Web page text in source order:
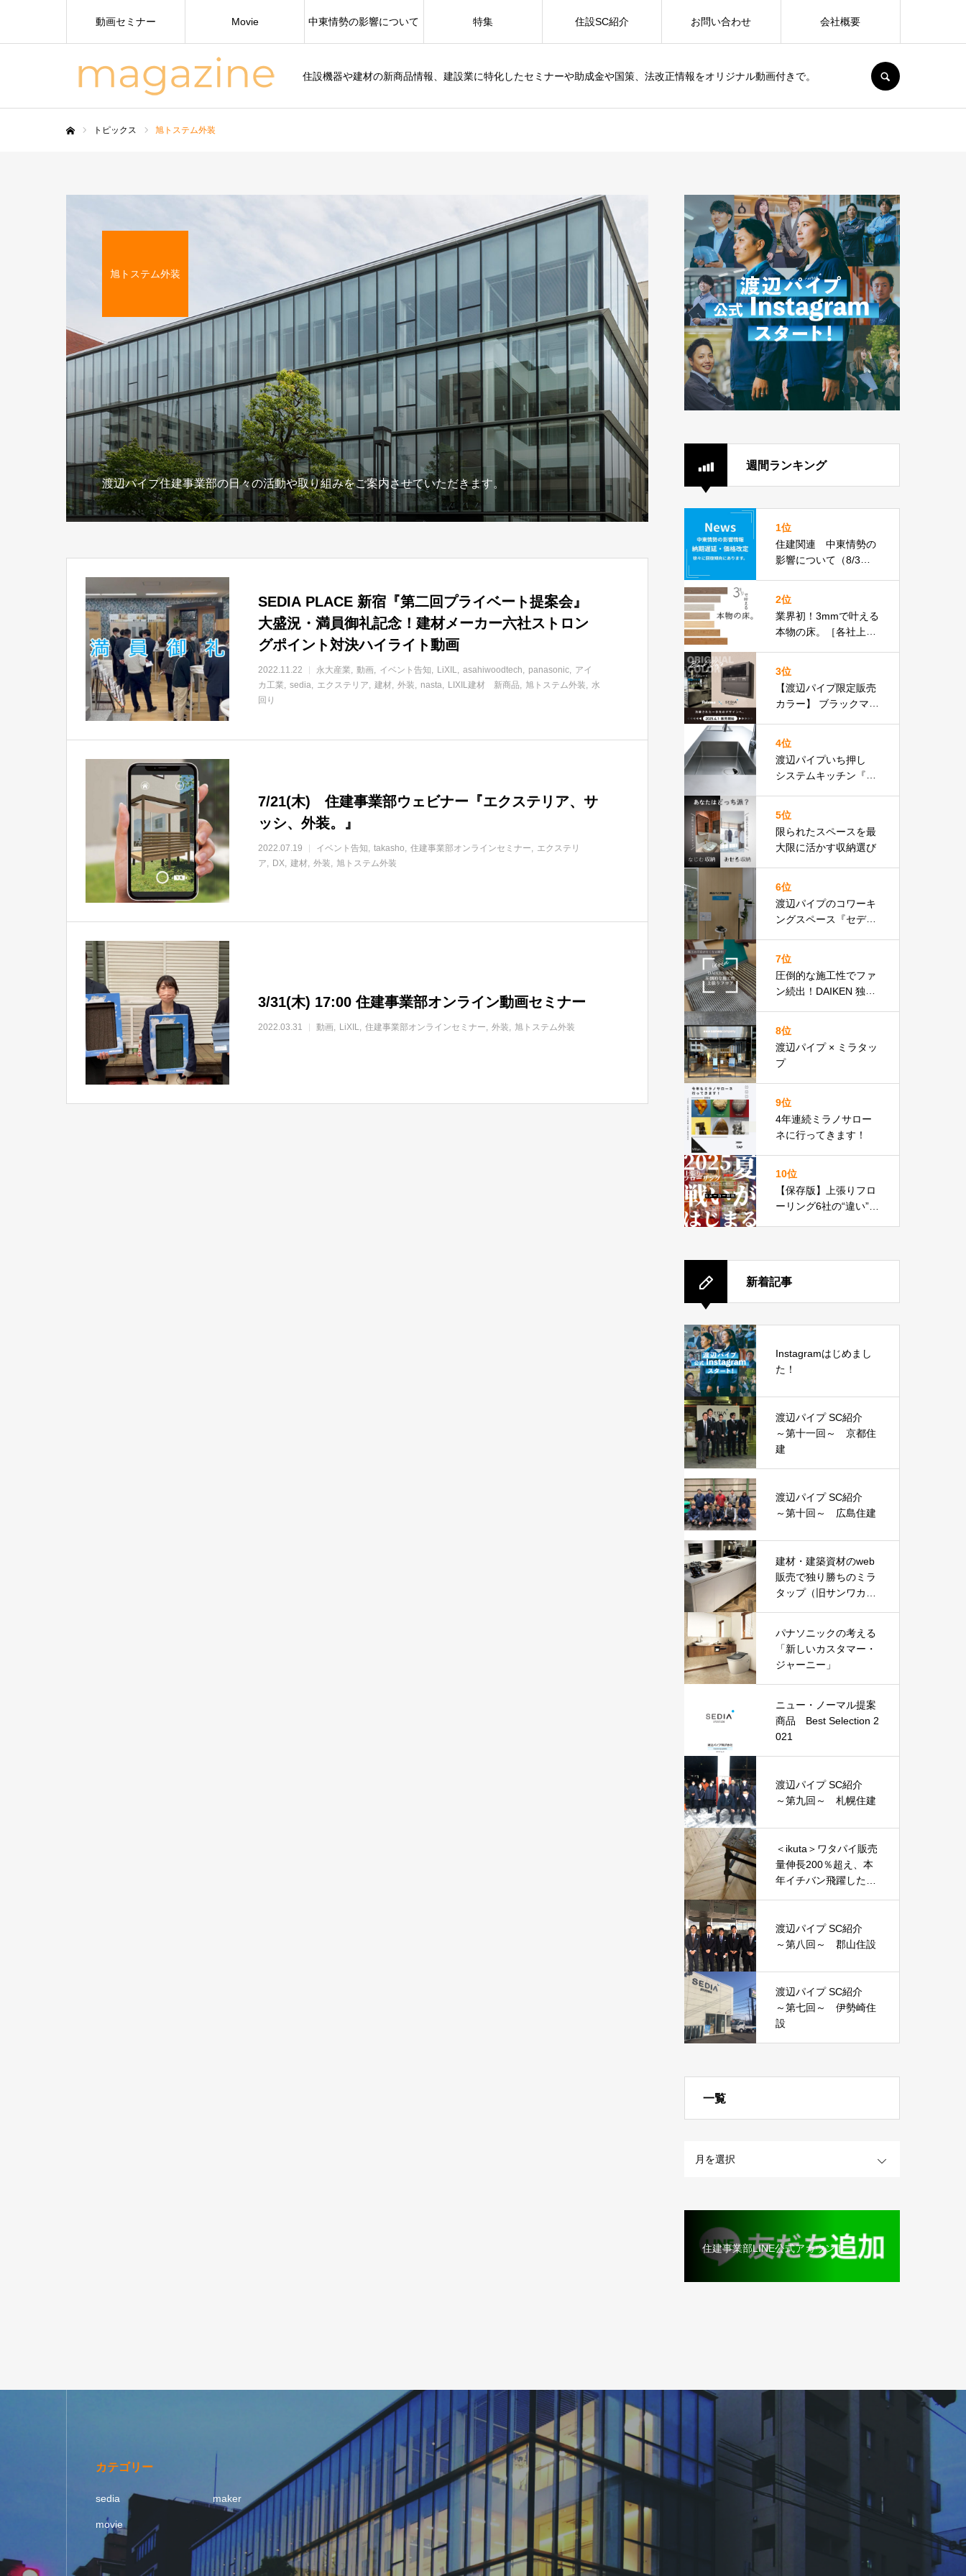
住設機器や建材の新商品情報、建設業に特化したセミナーや助成金や国策、法改正情報をオリジナル動画付きで。
動画セミナー Movie 中東情勢の影響について 特集 住設SC紹介 お問い合わせ 会社概要
トピックス 旭トステム外装
旭トステム外装
渡辺パイプ住建事業部の日々の活動や取り組みをご案内させていただきます。
SEDIA PLACE 新宿『第二回プライベート提案会』
大盛況・満員御礼記念！建材メーカー六社ストロン
グポイント対決ハイライト動画
2022.11.22 永大産業 動画 イベント告知 LiXIL asahiwoodtech panasonic
アイ
カ工業
sedia エクステリア 建材 外装 nasta LIXIL建材 新商品 旭トステム外装
水
回り
7/21(木) 住建事業部ウェビナー『エクステリア、サ
ッシ、外装。』
2022.07.19 イベント告知 takasho 住建事業部オンラインセミナー
エクステリ
ア
DX 建材 外装 旭トステム外装
3/31(木) 17:00 住建事業部オンライン動画セミナー
2022.03.31 動画 LiXIL 住建事業部オンラインセミナー 外装 旭トステム外装
週間ランキング
1位
住建関連 中東情勢の
影響について（8/3更
2位
業界初！3mmで叶える
本物の床。［各社上張
3位
【渡辺パイプ限定販売
カラー】 ブラックマッ
4位
渡辺パイプいち押し
システムキッチン『３
5位
限られたスペースを最
大限に活かす収納選び
6位
渡辺パイプのコワーキ
ングスペース『セディ
テンドのクロージング
にぜひ。
7位
圧倒的な施工性でファ
ン続出！DAIKEN 独自
8位
渡辺パイプ × ミラタッ
プ
9位
4年連続ミラノサロー
ネに行ってきます！
10位
【保存版】上張りフロ
ーリング6社の“違い”見
新着記事
Instagramはじめまし
た！
渡辺パイプ SC紹介
～第十一回～ 京都住
建
渡辺パイプ SC紹介
～第十回～ 広島住建
建材・建築資材のweb
販売で独り勝ちのミラ
タップ（旧サンワカン
ノーマル商品』
パナソニックの考える
「新しいカスタマー・
ジャーニー」
ニュー・ノーマル提案
商品 Best Selection 2
021
渡辺パイプ SC紹介
～第九回～ 札幌住建
＜ikuta＞ワタパイ販売
量伸長200％超え、本
年イチバン飛躍した建
渡辺パイプ SC紹介
～第八回～ 郡山住設
渡辺パイプ SC紹介
～第七回～ 伊勢崎住
設
一覧
住建事業部LINE公式アカウント
カテゴリー
sedia maker
movie